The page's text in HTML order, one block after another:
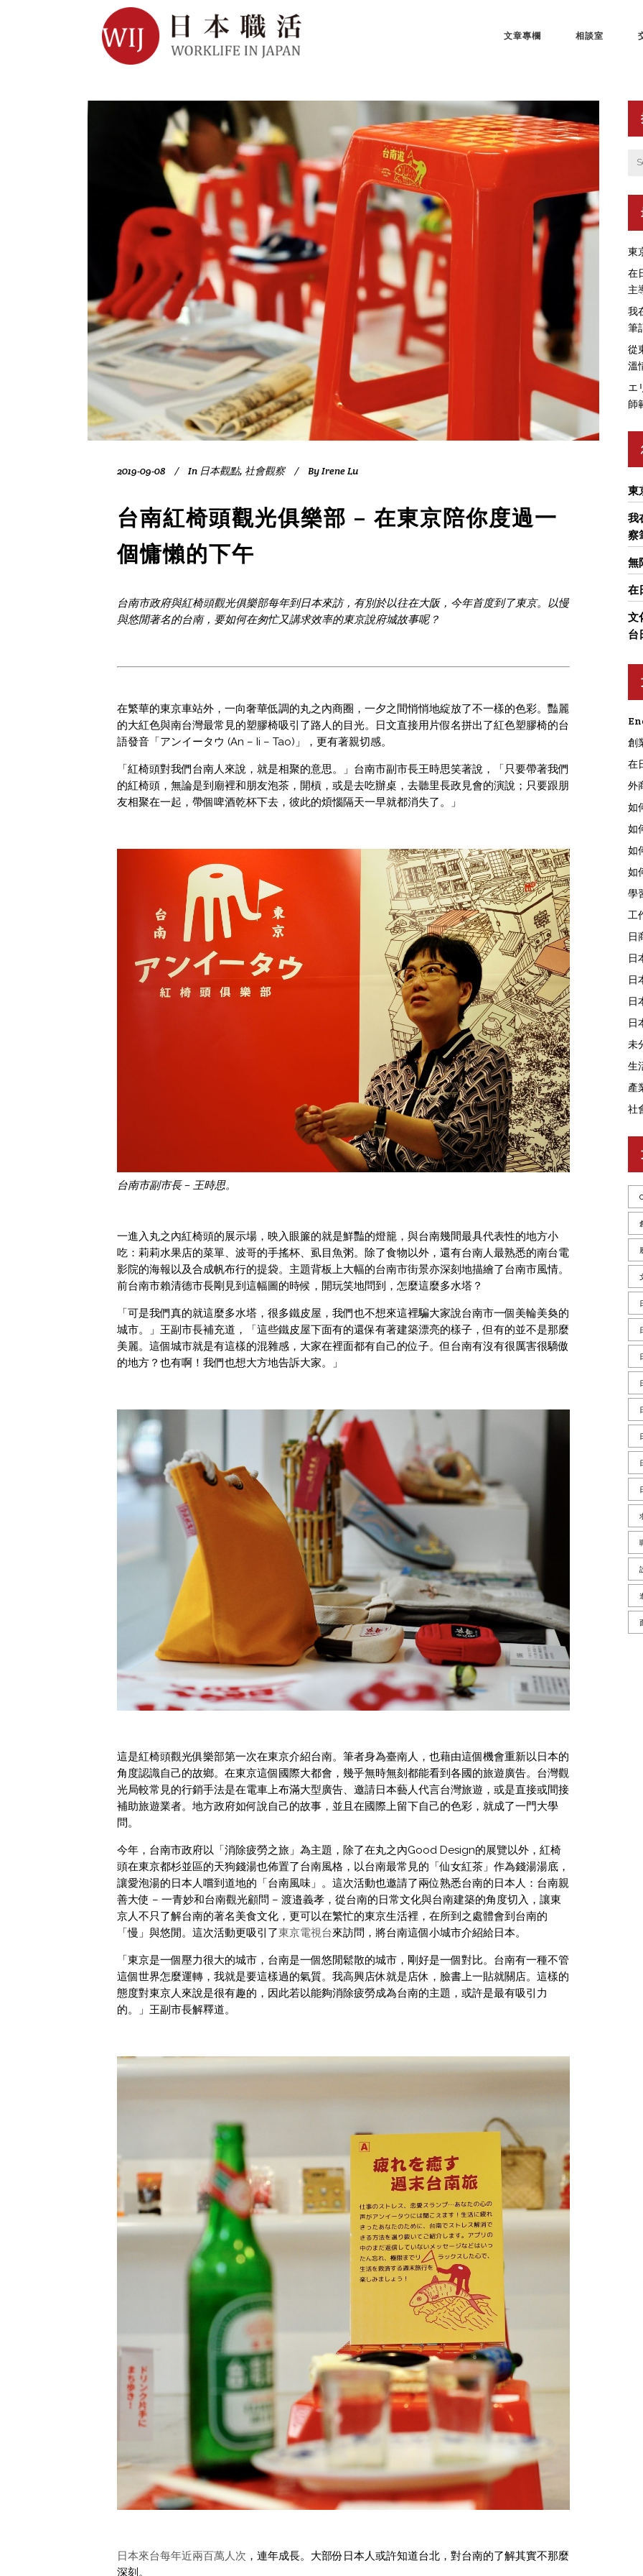
文章專欄 相談室
2019-09-08 In 日本觀點, 社會觀察 ByIrene Lu
台南紅椅頭觀光俱樂部 – 在東京陪你度過一
個慵懶的下午
台南市政府與紅椅頭觀光俱樂部每年到日本來訪，有別於以往在大阪，今年首度到了東京。以慢
與悠閒著名的台南，要如何在匆忙又講求效率的東京說府城故事呢？
在繁華的東京車站外，一向奢華低調的丸之內商圈，一夕之間悄悄地綻放了不一樣的色彩。豔麗
的大紅色與南台灣最常見的塑膠椅吸引了路人的目光。日文直接用片假名拼出了紅色塑膠椅的台
語發音「アンイータウ (An – Ii – Tao)」，更有著親切感。
「紅椅頭對我們台南人來說，就是相聚的意思。」台南市副市長王時思笑著說，「只要帶著我們
的紅椅頭，無論是到廟裡和朋友泡茶，開槓，或是去吃辦桌，去聽里長政見會的演說；只要跟朋
友相聚在一起，帶個啤酒乾杯下去，彼此的煩惱隔天一早就都消失了。」
台南市副市長 – 王時思。
一進入丸之內紅椅頭的展示場，映入眼簾的就是鮮豔的燈籠，與台南幾間最具代表性的地方小
吃：莉莉水果店的菜單、波哥的手搖杯、虱目魚粥。除了食物以外，還有台南人最熟悉的南台電
影院的海報以及合成帆布行的提袋。主題背板上大幅的台南市街景亦深刻地描繪了台南市風情。
前台南市賴清德市長剛見到這幅圖的時候，開玩笑地問到，怎麼這麼多水塔？
「可是我們真的就這麼多水塔，很多鐵皮屋，我們也不想來這裡騙大家說台南市一個美輪美奐的
城市。」王副市長補充道，「這些鐵皮屋下面有的還保有著建築漂亮的樣子，但有的並不是那麼
美麗。這個城市就是有這樣的混雜感，大家在裡面都有自己的位子。但台南有沒有很厲害很驕傲
的地方？也有啊！我們也想大方地告訴大家。」
這是紅椅頭觀光俱樂部第一次在東京介紹台南。筆者身為臺南人，也藉由這個機會重新以日本的
角度認識自己的故鄉。在東京這個國際大都會，幾乎無時無刻都能看到各國的旅遊廣告。台灣觀
光局較常見的行銷手法是在電車上布滿大型廣告、邀請日本藝人代言台灣旅遊，或是直接或間接
補助旅遊業者。地方政府如何說自己的故事，並且在國際上留下自己的色彩，就成了一門大學
問。
今年，台南市政府以「消除疲勞之旅」為主題，除了在丸之內Good Design的展覽以外，紅椅
頭在東京都杉並區的天狗錢湯也佈置了台南風格，以台南最常見的「仙女紅茶」作為錢湯湯底，
讓愛泡湯的日本人嚐到道地的「台南風味」 。這次活動也邀請了兩位熟悉台南的日本人：台南親
善大使 – 一青妙和台南觀光顧問 – 渡邉義孝，從台南的日常文化與台南建築的角度切入，讓東
京人不只了解台南的著名美食文化，更可以在繁忙的東京生活裡，在所到之處體會到台南的
「慢」與悠閒。這次活動更吸引了東京電視台來訪問，將台南這個小城市介紹給日本。
「東京是一個壓力很大的城市，台南是一個悠閒鬆散的城市，剛好是一個對比。台南有一種不管
這個世界怎麼運轉，我就是要這樣過的氣質。我高興店休就是店休，臉書上一貼就關店。這樣的
態度對東京人來說是很有趣的，因此若以能夠消除疲勞成為台南的主題，或許是最有吸引力
的。」王副市長解釋道。
日本來台每年近兩百萬人次 ，連年成長。大部份日本人或許知道台北，對台南的了解其實不那麼
深刻。
東
在
主
我
筆
從
溫
エ
師
東
我
察
無
在
文
台
創
在
外
如
如
如
如
學
工
日
日
日
日
日
未
生
產
社